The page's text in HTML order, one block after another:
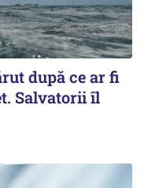
după ce ar fi
Salvatorii îl